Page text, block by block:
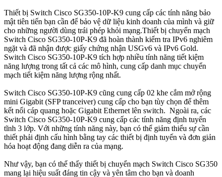
Thiết bị Switch Cisco SG350-10P-K9 cung cấp các tính năng bảo
mật tiên tiến bạn cần để bảo vệ dữ liệu kinh doanh của mình và giữ
cho những người dùng trái phép khỏi mạng.Thiết bị chuyển mạch
Switch Cisco SG350-10P-K9 đã hoàn thành kiểm tra IPv6 nghiêm
ngặt và đã nhận được giấy chứng nhận USGv6 và IPv6 Gold.
Switch Cisco SG350-10P-K9 tích hợp nhiều tính năng tiết kiệm
năng lượng trong tất cả các mô hình, cung cấp danh mục chuyển
mạch tiết kiệm năng lượng rộng nhất.
Switch Cisco SG350-10P-K9 cũng cung cấp 02 khe cắm mở rộng
mini Gigabit (SFP tranceiver) cung cấp cho bạn tùy chọn để thêm
kết nối cáp quang hoặc Gigabit Ethernet lên switch. Ngoài ra, các
Switch Cisco SG350-10P-K9 cung cấp các tính năng định tuyến
tĩnh 3 lớp. Với những tính năng này, bạn có thể giảm thiểu sự cần
thiết phải định cấu hình bằng tay các thiết bị định tuyến và đơn giản
hóa hoạt động đang diễn ra của mạng.
Như vậy, bạn có thể thấy thiết bị chuyển mạch Switch Cisco SG350
mang lại hiệu suất đáng tin cậy và yên tâm cho bạn và doanh